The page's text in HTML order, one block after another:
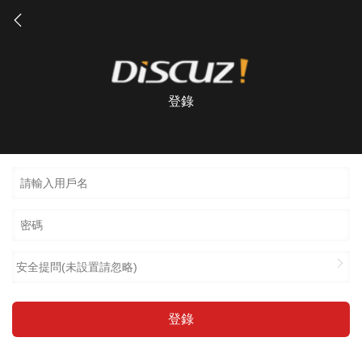
登錄
安全提問(未設置請忽略)
登錄